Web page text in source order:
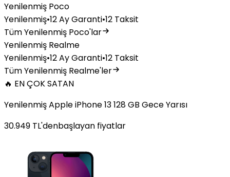
Yenilenmiş Poco
Yenilenmiş•12 Ay Garanti•12 Taksit
Tüm Yenilenmiş Poco'lar
Yenilenmiş Realme
Yenilenmiş•12 Ay Garanti•12 Taksit
Tüm Yenilenmiş Realme'ler
🔥 EN ÇOK SATAN
Yenilenmiş Apple iPhone 13 128 GB Gece Yarısı
30.949 TL'denbaşlayan fiyatlar